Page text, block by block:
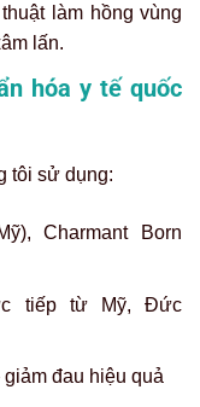
làm hồng vùng
lấn.
hóa y tế quốc
tôi sử dụng:
Charmant Born
tiếp từ Mỹ, Đức
đau hiệu quả